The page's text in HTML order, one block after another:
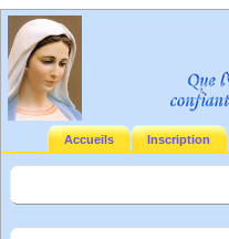
Accueils Inscription